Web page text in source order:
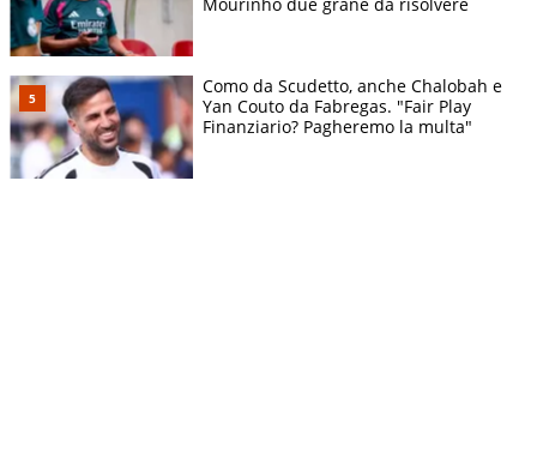
Como da Scudetto, anche Chalobah e
Yan Couto da Fabregas. "Fair Play
Finanziario? Pagheremo la multa"